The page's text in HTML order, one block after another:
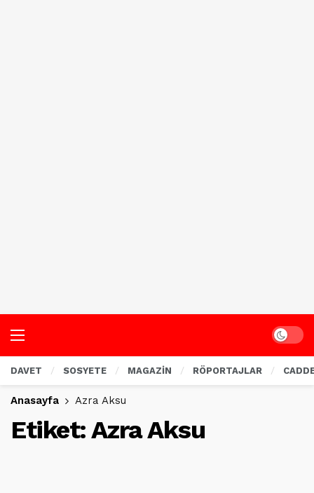
Dark
DAVET SOSYETE MAGAZİN RÖPORTAJLAR
Anasayfa Azra Aksu
Etiket:Azra Aksu